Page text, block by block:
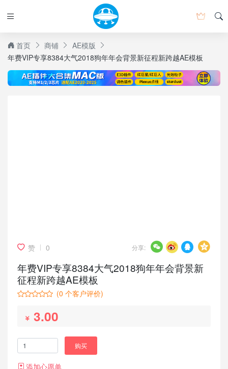
首页 商铺
AE模版
年费VIP专享8384大气2018狗年年会背景新征程新跨越AE模板
赞 0 分享:
年费VIP专享8384大气2018狗年年会背景新
征程新跨越AE模板
(0 个客户评价)
3.00
购买
添加心愿单